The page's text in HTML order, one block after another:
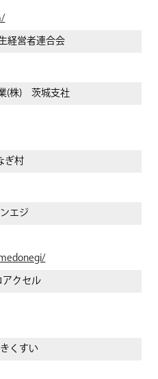
経営者連合会
(株) 茨城支社
ぎ村
エジ
アクセル
くすい